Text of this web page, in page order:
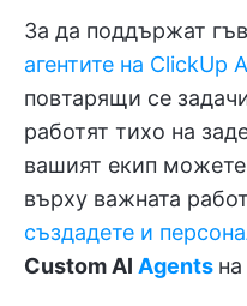
За да поддържат
агентите на ClickUp
повтарящи се
работят тихо на
вашият екип
върху важната
създадете и
Custom AI Agents